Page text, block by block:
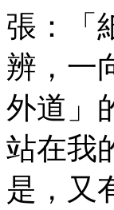
張：「
辨，一
外道」
站在我
是，又